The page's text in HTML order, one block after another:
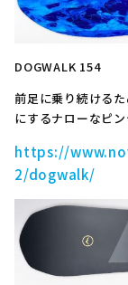
DOGWALK 154
前足に乗り続ける
にするナローなピ
https://
2/dogwalk/